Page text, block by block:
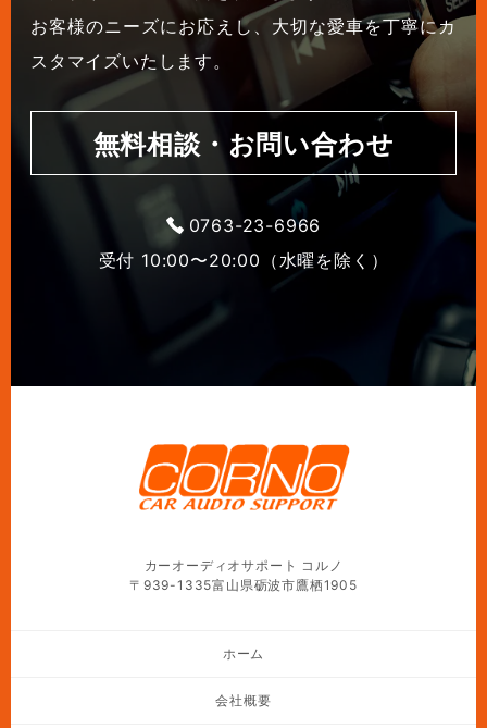
お客様のニーズにお応えし、大切な愛車を丁寧にカ
スタマイズいたします。
無料相談・お問い合わせ
0763-23-6966
受付 10:00〜20:00（水曜を除く）
カーオーディオサポート コルノ
〒939-1335富山県砺波市鷹栖1905
ホーム
会社概要